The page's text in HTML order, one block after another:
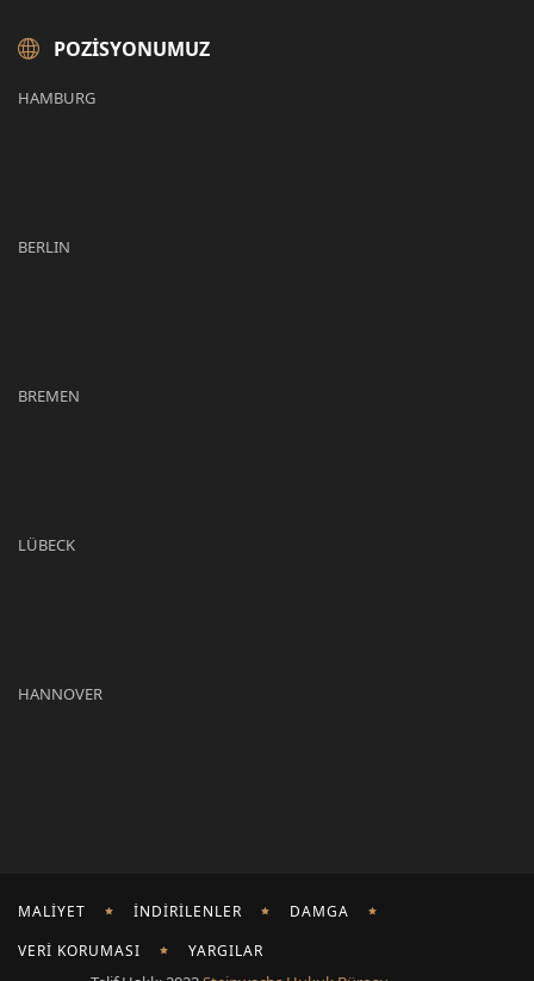
POZISYONUMUZ
HAMBURG
BERLIN
BREMEN
LÜBECK
HANNOVER
MALIYET İNDIRILENLER
DAMGA
VERI KORUMASI
YARGILAR